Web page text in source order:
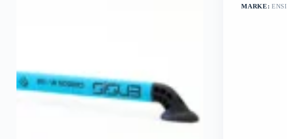
MARKE: